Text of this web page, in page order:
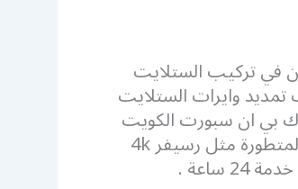
تركيب الستلايت
وايرات الستلايت
بي ان سبورت الكويت
كما اننا نوفر اجدث انواع قطع الستلايت و الرسيفر المتطورة مثل رسيفر 4k
ساعة .